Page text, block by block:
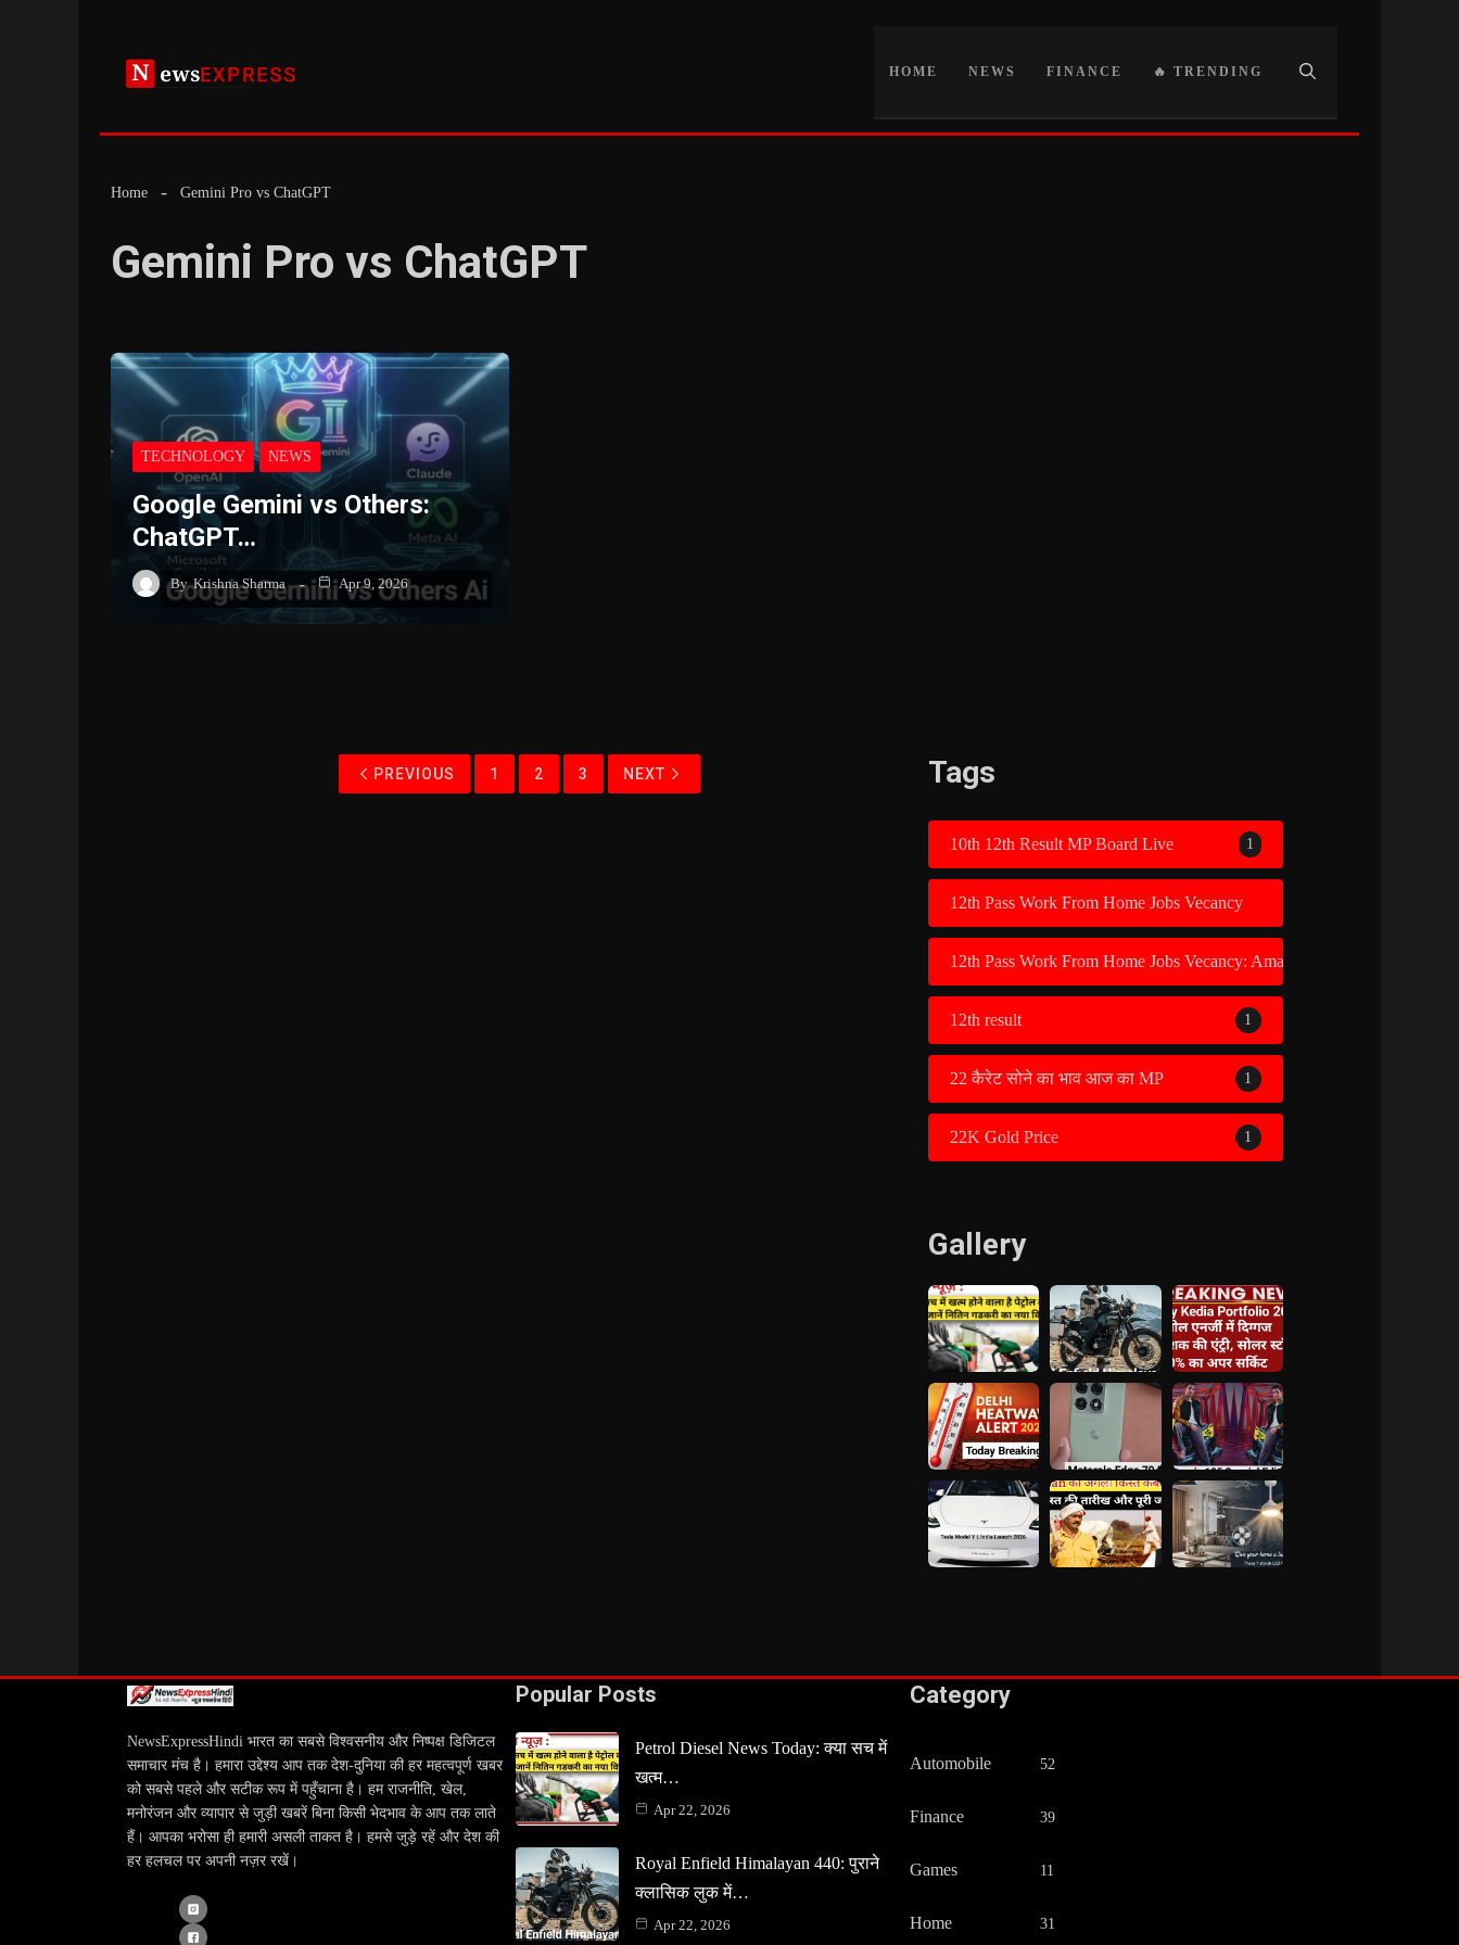
HOME NEWS FINANCE 🔥 TRENDING
Home Gemini Pro vs ChatGPT
Gemini Pro vs ChatGPT
TECHNOLOGY NEWS
Google Gemini vs Others:
ChatGPT…
By Krishna Sharma Apr 9, 2026
PREVIOUS 1 2 3 NEXT Tags
10th 12th Result MP Board Live 1
12th Pass Work From Home Jobs Vecancy
12th Pass Work From Home Jobs Vecancy: Amazon Recruitment 2026
12th result 1
22 कैरेट सोने का भाव आज का MP 1
22K Gold Price 1
Gallery
NewsExpressHindi भारत का सबसे विश्वसनीय और निष्पक्ष डिजिटल
समाचार मंच है। हमारा उद्देश्य आप तक देश-दुनिया की हर महत्वपूर्ण खबर
को सबसे पहले और सटीक रूप में पहुँचाना है। हम राजनीति, खेल,
मनोरंजन और व्यापार से जुड़ी खबरें बिना किसी भेदभाव के आप तक लाते
हैं। आपका भरोसा ही हमारी असली ताकत है। हमसे जुड़े रहें और देश की
हर हलचल पर अपनी नज़र रखें।
Popular Posts
Petrol Diesel News Today: क्या सच में
खत्म…
Apr 22, 2026
Royal Enfield Himalayan 440: पुराने
क्लासिक लुक में…
Apr 22, 2026
Category
Automobile 52
Finance 39
Games 11
Home 31